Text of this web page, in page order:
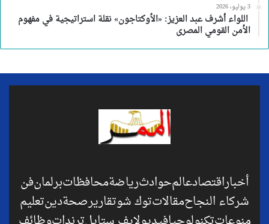
3 يوليو، 2026
اللواء أشرف عبد العزيز: «الأوكتاجون» نقلة استراتيجية في مفهوم
الأمن القومي المصرى
أخباراقتصادعالمحوادثرياضةمحافظاتبرلمانفن
شركاء النجاحمقالاتتوك شوتقاريرصحةدينتعليم